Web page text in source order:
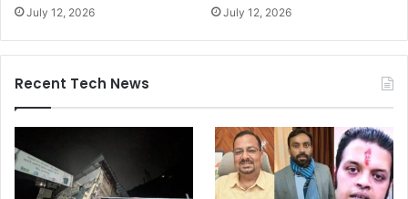
July 12, 2026 July 12, 2026
Recent Tech News